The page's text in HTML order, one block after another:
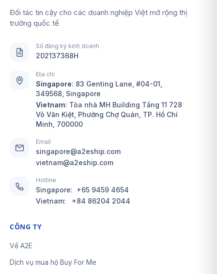
Đối tác tin cậy cho các doanh nghiệp Việt mở rộng thị
trường quốc tế
Số đăng ký kinh doanh
202137368H
Địa chỉ
Singapore: 83 Genting Lane, #04-01,
349568, Singapore
Vietnam: Tòa nhà MH Building Tầng 11 728
Võ Văn Kiệt, Phường Chợ Quán, TP. Hồ Chí
Minh, 700000
Email
singapore@a2eship.com
vietnam@a2eship.com
Hotline
Singapore: +65 9459 4654
Vietnam: +84 86204 2044
CÔNG TY
Về A2E
Dịch vụ mua hộ Buy For Me